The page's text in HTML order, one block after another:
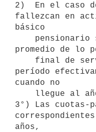
2)  En el caso
fallezcan en
básico
promedio de lo
período
cuando no
3°) Las cuotas-
años,